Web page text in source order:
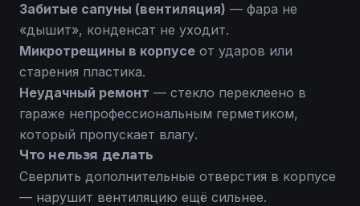
Забитые сапуны (вентиляция) — фара не
«дышит», конденсат не уходит.
Микротрещины в корпусе от ударов или
старения пластика.
Неудачный ремонт — стекло переклеено в
гараже непрофессиональным герметиком,
который пропускает влагу.
Что нельзя делать
Сверлить дополнительные отверстия в корпусе
— нарушит вентиляцию ещё сильнее.